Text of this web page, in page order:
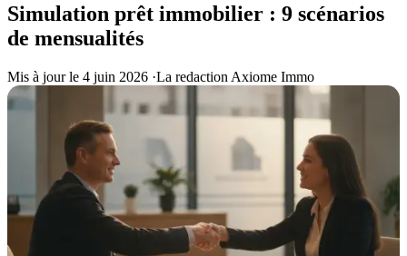
Simulation prêt immobilier : 9 scénarios
de mensualités
Mis à jour le 4 juin 2026 ·La redaction Axiome Immo